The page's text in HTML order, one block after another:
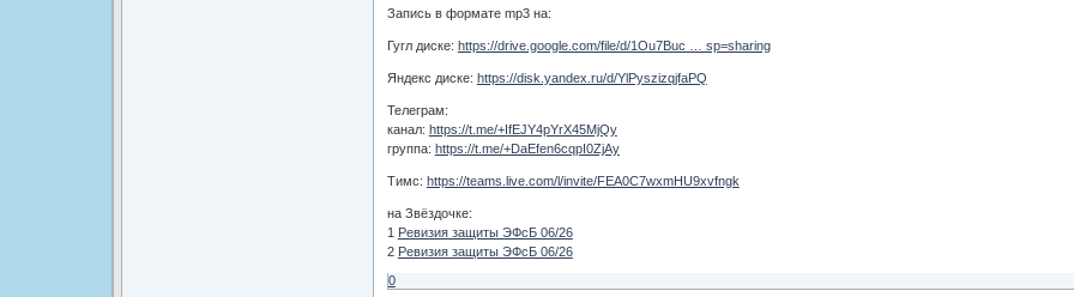
Запись в формате mp3 на:
Гугл диске: https://drive.google.com/file/d/1Ou7Buc … sp=sharing
Яндекс диске: https://disk.yandex.ru/d/YlPyszizqjfaPQ
Телеграм:
канал: https://t.me/+IfEJY4pYrX45MjQy
группа: https://t.me/+DaEfen6cqpI0ZjAy
Тимс: https://teams.live.com/l/invite/FEA0C7wxmHU9xvfngk
на Звёздочке:
1 Ревизия защиты ЭФсБ 06/26
2 Ревизия защиты ЭФсБ 06/26
0